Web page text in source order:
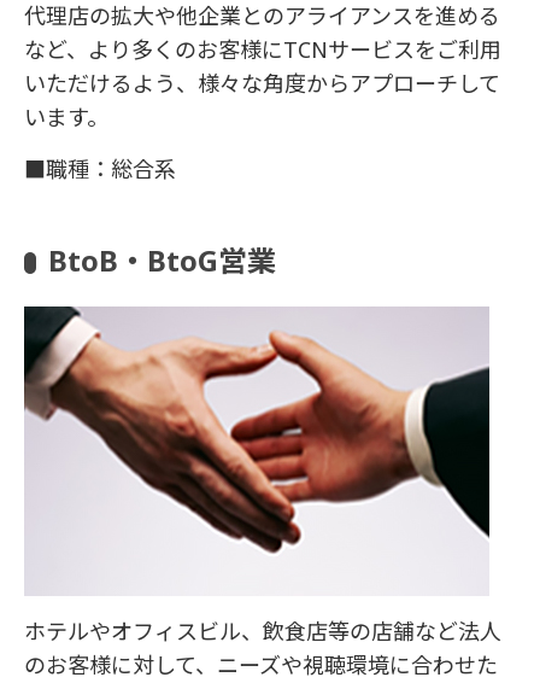
代理店の拡大や他企業とのアライアンスを進める
など、より多くのお客様にTCNサービスをご利用
いただけるよう、様々な角度からアプローチして
います。
■職種：総合系
BtoB・BtoG営業
ホテルやオフィスビル、飲食店等の店舗など法人
のお客様に対して、ニーズや視聴環境に合わせた